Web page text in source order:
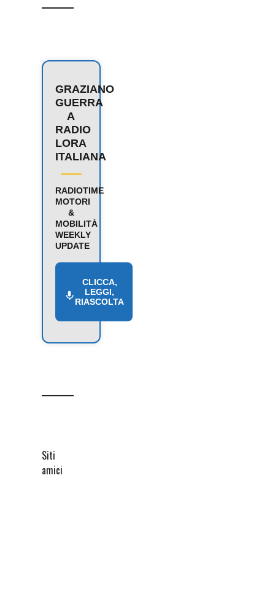
GRAZIANO
GUERRA
A
RADIO
LORA
ITALIANA
RADIOTIME
MOTORI
&
MOBILITÀ
WEEKLY
UPDATE
CLICCA,
LEGGI,
RIASCOLTA
Siti
amici